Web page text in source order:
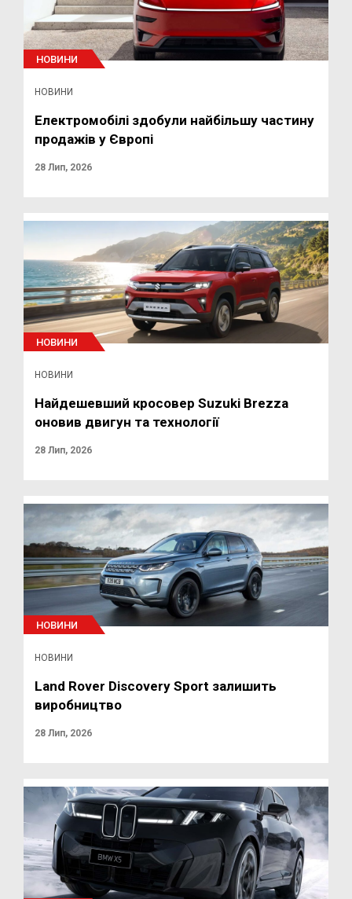
НОВИНИ
НОВИНИ
Електромобілі здобули найбільшу частину
продажів у Європі
28 Лип, 2026
НОВИНИ
НОВИНИ
Найдешевший кросовер Suzuki Brezza
оновив двигун та технології
28 Лип, 2026
НОВИНИ
НОВИНИ
Land Rover Discovery Sport залишить
виробництво
28 Лип, 2026